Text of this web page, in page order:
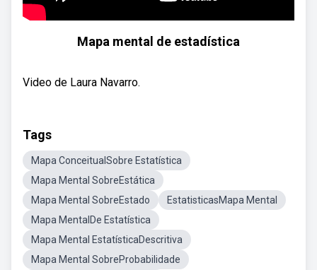
Mapa mental de estadística
Video de Laura Navarro.
Tags
Mapa ConceitualSobre Estatística
Mapa Mental SobreEstática
Mapa Mental SobreEstado
EstatisticasMapa Mental
Mapa MentalDe Estatística
Mapa Mental EstatísticaDescritiva
Mapa Mental SobreProbabilidade